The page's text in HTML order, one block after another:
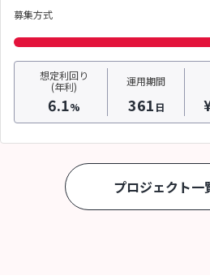
募集方式
想定利回り
(年利)
6.1%
運用期間
361 日
プロジェクト一